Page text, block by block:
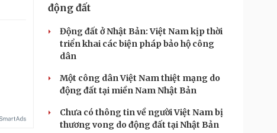
động đất
Động đất ở Nhật Bản: Việt Nam kịp thời
triển khai các biện pháp bảo hộ công
dân
Một công dân Việt Nam thiệt mạng do
động đất tại miền Nam Nhật Bản
Chưa có thông tin về người Việt Nam bị
thương vong do động đất tại Nhật Bản